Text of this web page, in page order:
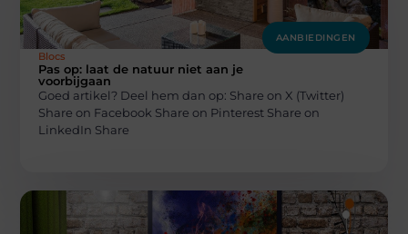
AANBIEDINGEN
Blocs
Pas op: laat de natuur niet aan je
voorbijgaan
Goed artikel? Deel hem dan op: Share on X (Twitter)
Share on Facebook Share on Pinterest Share on
LinkedIn Share